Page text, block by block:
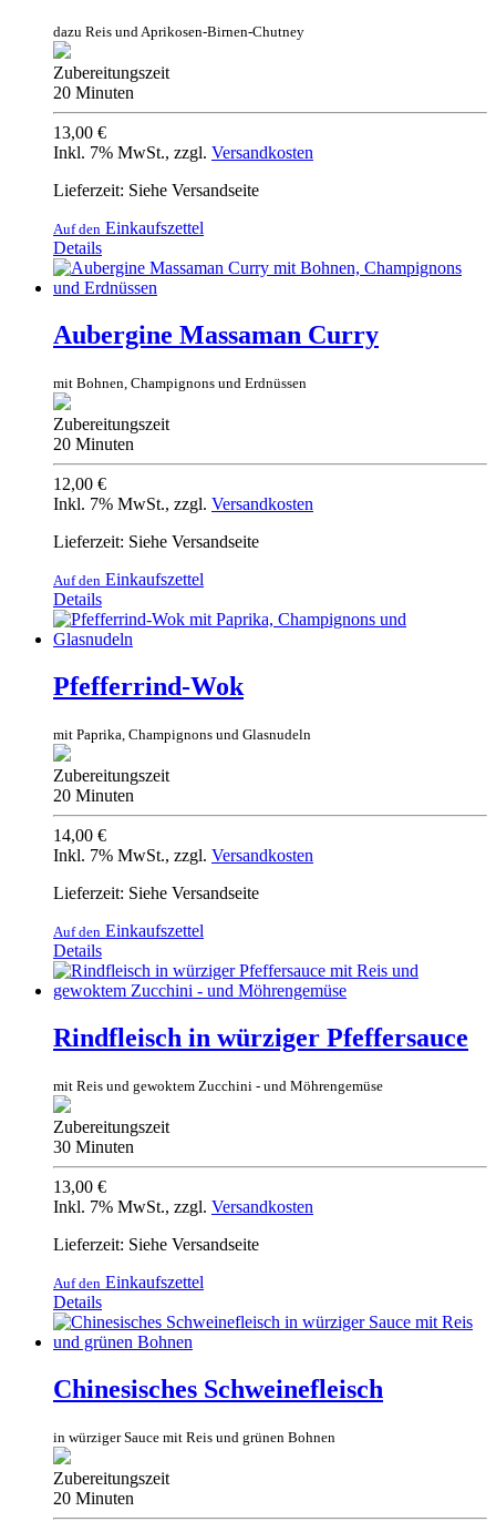
dazu Reis und Aprikosen-Birnen-Chutney
Zubereitungszeit
20 Minuten
13,00 €
Inkl. 7% MwSt., zzgl. Versandkosten
Lieferzeit: Siehe Versandseite
Auf den Einkaufszettel
Details
Aubergine Massaman Curry
mit Bohnen, Champignons und Erdnüssen
Zubereitungszeit
20 Minuten
12,00 €
Inkl. 7% MwSt., zzgl. Versandkosten
Lieferzeit: Siehe Versandseite
Auf den Einkaufszettel
Details
Pfefferrind-Wok
mit Paprika, Champignons und Glasnudeln
Zubereitungszeit
20 Minuten
14,00 €
Inkl. 7% MwSt., zzgl. Versandkosten
Lieferzeit: Siehe Versandseite
Auf den Einkaufszettel
Details
Rindfleisch in würziger Pfeffersauce
mit Reis und gewoktem Zucchini - und Möhrengemüse
Zubereitungszeit
30 Minuten
13,00 €
Inkl. 7% MwSt., zzgl. Versandkosten
Lieferzeit: Siehe Versandseite
Auf den Einkaufszettel
Details
Chinesisches Schweinefleisch
in würziger Sauce mit Reis und grünen Bohnen
Zubereitungszeit
20 Minuten